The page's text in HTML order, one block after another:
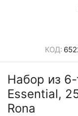
КОД:
Набор из
Essential,
Rona